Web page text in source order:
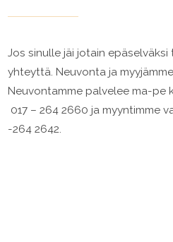
Jos sinulle jäi jotain
yhteyttä. Neuvonta ja
Neuvontamme palvelee ma-pe
017 – 264 2660 ja myyntimme
-264 2642.